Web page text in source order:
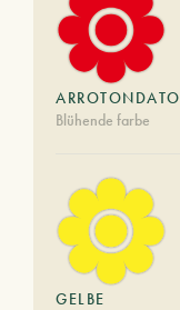
ARROTONDATO
Blühende farbe
GELBE